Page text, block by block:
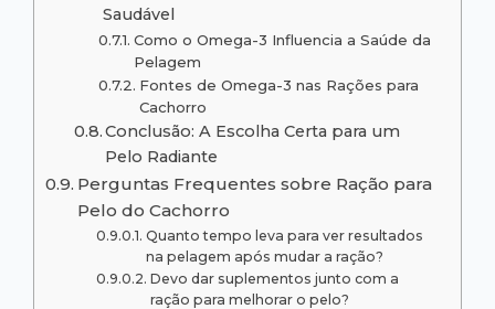
Saudável
Como o Omega-3 Influencia a Saúde da
Pelagem
Fontes de Omega-3 nas Rações para
Cachorro
Conclusão: A Escolha Certa para um
Pelo Radiante
Perguntas Frequentes sobre Ração para
Pelo do Cachorro
Quanto tempo leva para ver resultados
na pelagem após mudar a ração?
Devo dar suplementos junto com a
ração para melhorar o pelo?